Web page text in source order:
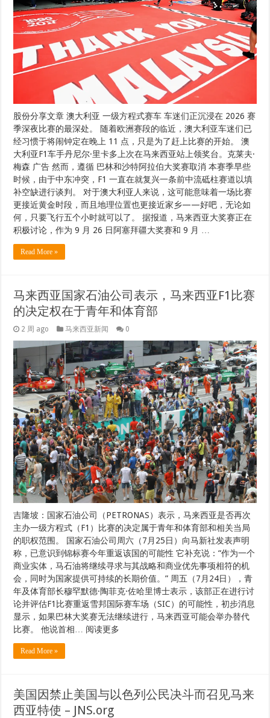
股份分享文章 澳大利亚 一级方程式赛车 车迷们正沉浸在 2026 赛
季深夜比赛的最深处。 随着欧洲赛段的临近，澳大利亚车迷们已
经习惯于将闹钟定在晚上 11 点，只是为了赶上比赛的开始。 澳
大利亚F1车手丹尼尔·里卡多上次在马来西亚站上领奖台。克莱夫·
梅森 广告 然而，遵循 巴林和沙特阿拉伯大奖赛取消 本赛季早些
时候，由于中东冲突，F1 一直在就复兴一条前中流砥柱赛道以填
补空缺进行谈判。 对于澳大利亚人来说，这可能意味着一场比赛
更接近黄金时段，而且地理位置也更接近家乡——好吧，无论如
何，只要飞行五个小时就可以了。 据报道，马来西亚大奖赛正在
积极讨论，作为 9 月 26 日阿塞拜疆大奖赛和 9 月 …
Read More »
马来西亚国家石油公司表示，马来西亚F1比赛
的决定权在于青年和体育部
2 周 ago 马来西亚新闻 0
吉隆坡：国家石油公司（PETRONAS）表示，马来西亚是否再次
主办一级方程式（F1）比赛的决定属于青年和体育部和相关当局
的职权范围。 国家石油公司周六（7月25日）向马新社发表声明
称，已意识到锦标赛今年重返该国的可能性 它补充说：“作为一个
商业实体，马石油将继续寻求与其战略和商业优先事项相符的机
会，同时为国家提供可持续的长期价值。” 周五（7月24日），青
年及体育部长穆罕默德·陶菲克·佐哈里博士表示，该部正在进行讨
论并评估F1比赛重返雪邦国际赛车场（SIC）的可能性，初步消息
显示，如果巴林大奖赛无法继续进行，马来西亚可能会举办替代
比赛。 他说首相… 阅读更多
Read More »
美国因禁止美国与以色列公民决斗而召见马来
西亚特使 – JNS.org